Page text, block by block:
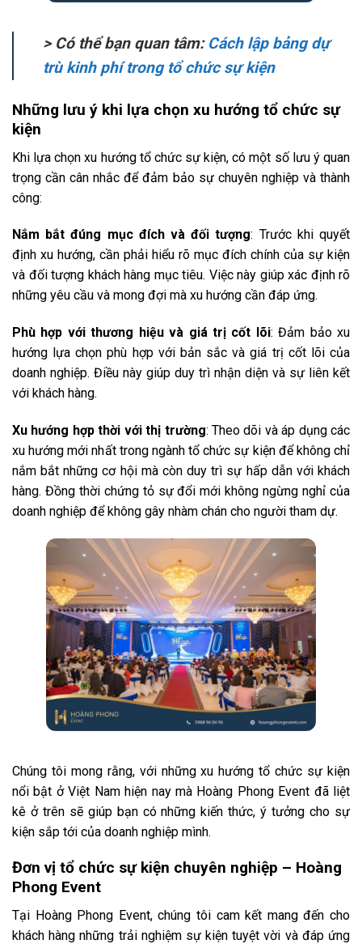
> Có thể bạn quan tâm: Cách lập bảng dự
trù kinh phí trong tổ chức sự kiện
Những lưu ý khi lựa chọn xu hướng tổ chức sự
kiện
Khi lựa chọn xu hướng tổ chức sự kiện, có một số lưu ý quan
trọng cần cân nhắc để đảm bảo sự chuyên nghiệp và thành
công:
Nắm bắt đúng mục đích và đối tượng: Trước khi quyết
định xu hướng, cần phải hiểu rõ mục đích chính của sự kiện
và đối tượng khách hàng mục tiêu. Việc này giúp xác định rõ
những yêu cầu và mong đợi mà xu hướng cần đáp ứng.
Phù hợp với thương hiệu và giá trị cốt lõi: Đảm bảo xu
hướng lựa chọn phù hợp với bản sắc và giá trị cốt lõi của
doanh nghiệp. Điều này giúp duy trì nhận diện và sự liên kết
với khách hàng.
Xu hướng hợp thời với thị trường: Theo dõi và áp dụng các
xu hướng mới nhất trong ngành tổ chức sự kiện để không chỉ
nắm bắt những cơ hội mà còn duy trì sự hấp dẫn với khách
hàng. Đồng thời chứng tỏ sự đổi mới không ngừng nghỉ của
doanh nghiệp để không gây nhàm chán cho người tham dự.
Chúng tôi mong rằng, với những xu hướng tổ chức sự kiện
nổi bật ở Việt Nam hiện nay mà Hoàng Phong Event đã liệt
kê ở trên sẽ giúp bạn có những kiến thức, ý tưởng cho sự
kiện sắp tới của doanh nghiệp mình.
Đơn vị tổ chức sự kiện chuyên nghiệp – Hoàng
Phong Event
Tại Hoàng Phong Event, chúng tôi cam kết mang đến cho
khách hàng những trải nghiệm sự kiện tuyệt vời và đáp ứng